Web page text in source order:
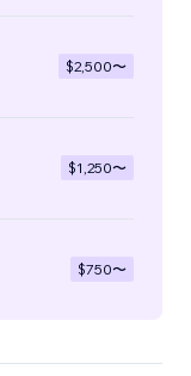
$2,500〜
$1,250〜
$750〜